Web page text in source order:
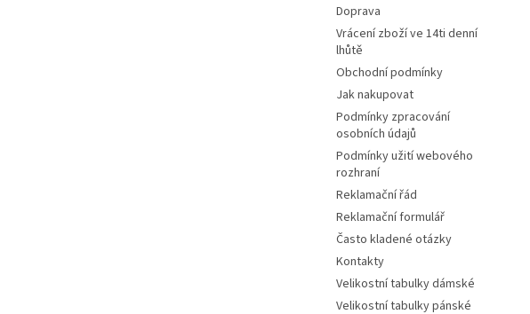
Doprava
Vrácení zboží ve 14ti denní
lhůtě
Obchodní podmínky
Jak nakupovat
Podmínky zpracování
osobních údajů
Podmínky užití webového
rozhraní
Reklamační řád
Reklamační formulář
Často kladené otázky
Kontakty
Velikostní tabulky dámské
Velikostní tabulky pánské